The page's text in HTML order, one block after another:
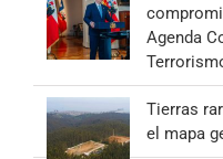
Agenda
Tierras
el mapa